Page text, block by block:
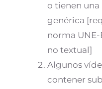
o tienen
genérica
norma UNE-
no textual]
Algunos
contener